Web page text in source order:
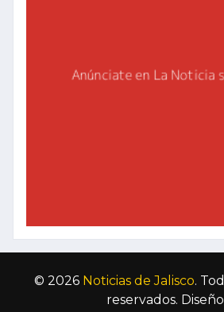
© 2026 Noticias de Jalisco.
reservados.